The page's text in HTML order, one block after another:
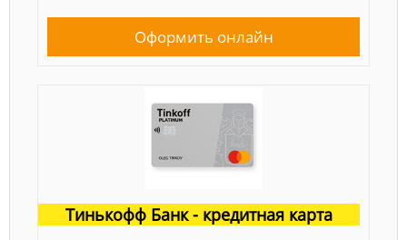
Оформить онлайн
Тинькофф Банк - кредитная карта